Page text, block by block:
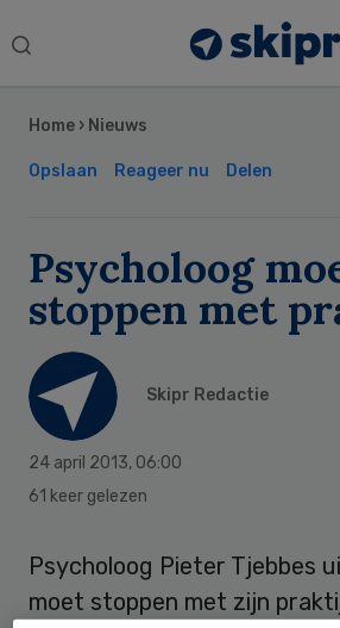
Search
Home › Nieuws
Opslaan Reageer nu Delen
Psycholoog
stoppen met
Skipr Redactie
24 april 2013, 06:00
61 keer gelezen
Psycholoog Pieter Tjebbes
moet stoppen met zijn
Sidebar